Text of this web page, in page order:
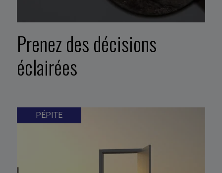
Prenez des décisions
éclairées
PÉPITE